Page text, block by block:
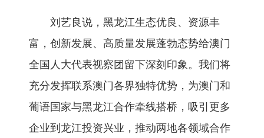
刘艺良说，黑龙江生态优良、资源丰
富，创新发展、高质量发展蓬勃态势给澳门
全国人大代表视察团留下深刻印象。我们将
充分发挥联系澳门各界独特优势，为澳门和
葡语国家与黑龙江合作牵线搭桥，吸引更多
企业到龙江投资兴业，推动两地各领域合作